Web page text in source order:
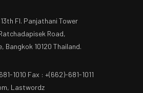
Fl. Panjathani Tower
Road,
Bangkok 10120 Thailand.
1010 Fax : +(662)-681-1011
Lastwordz